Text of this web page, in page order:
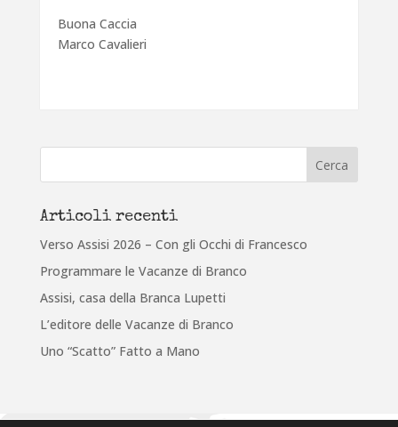
Buona Caccia
Marco Cavalieri
Articoli recenti
Verso Assisi 2026 – Con gli Occhi di Francesco
Programmare le Vacanze di Branco
Assisi, casa della Branca Lupetti
L’editore delle Vacanze di Branco
Uno “Scatto” Fatto a Mano